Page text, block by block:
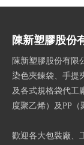
陳新塑膠股份
陳新塑膠股份有限
染色夾鍊袋、手提
及各式規格袋代工
度聚乙烯）及PP（
歡迎各大包裝廠、